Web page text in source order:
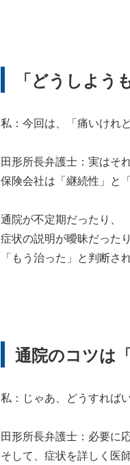
「どうしよう
私：今回は、「痛いけれ
田形所長弁護士：実はそ
保険会社は「継続性」と
通院が不定期だったり、
症状の説明が曖昧だったり
「もう治った」と判断さ
通院のコツは
私：じゃあ、どうすれば
田形所長弁護士：必要に
そして、症状を詳しく医